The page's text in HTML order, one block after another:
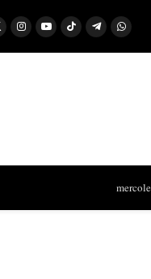
InstagramYouTubeTikTokTelegram